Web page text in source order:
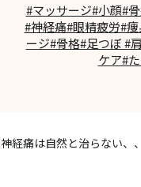
#マッサージ#小顔#
#神経痛#眼精疲労#
ージ#骨格#足つぼ #
ケア#
神経痛は自然と治らない、